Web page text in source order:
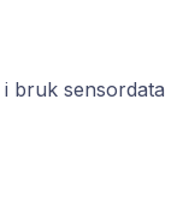
bruk sensordata